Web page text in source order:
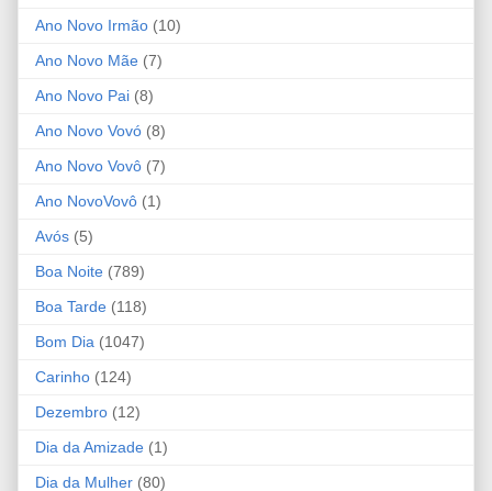
Ano Novo Irmão (10)
Ano Novo Mãe (7)
Ano Novo Pai (8)
Ano Novo Vovó (8)
Ano Novo Vovô (7)
Ano NovoVovô (1)
Avós (5)
Boa Noite (789)
Boa Tarde (118)
Bom Dia (1047)
Carinho (124)
Dezembro (12)
Dia da Amizade (1)
Dia da Mulher (80)